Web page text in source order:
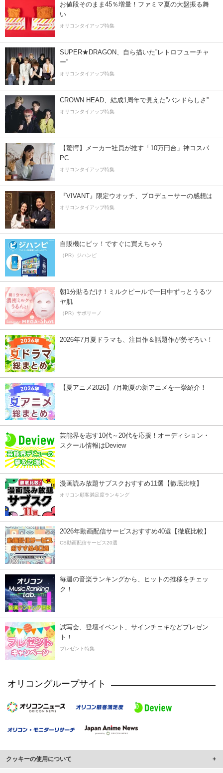
お値段そのまま45％増量！ファミマ夏の大盤振る舞
い
オリコンタイアップ特集
SUPER★DRAGON、自ら描いた”レトロフューチャ
ー”
オリコンタイアップ特集
CROWN HEAD、結成1周年で見えた”バンドらしさ”
オリコンタイアップ特集
【驚愕】メーカー社員が推す「10万円台」神コスパ
PC
オリコンタイアップ特集
『VIVANT』限定ウオッチ、プロデューサーの感想は
オリコンタイアップ特集
自販機にピッ！ですぐに買えちゃう
（PR）ジハンピ
朝1分貼るだけ！ミルクピールで一日中ずっとうるツ
ヤ肌
（PR）サボリーノ
2026年7月夏ドラマも、注目作＆話題作が勢ぞろい！
【夏アニメ2026】7月期夏の新アニメを一挙紹介！
芸能界を志す10代～20代を応援！オーディション・
スクール情報はDeview
漫画読み放題サブスクおすすめ11選【徹底比較】
オリコン顧客満足度ランキング
2026年動画配信サービスおすすめ40選【徹底比較】
CS動画配信サービス20選
毎週の音楽ランキングから、ヒットの推移をチェッ
ク！
試写会、登壇イベント、サインチェキなどプレゼン
ト！
プレゼント特集
オリコングループサイト
クッキーの使用について